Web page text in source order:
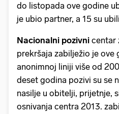
do listopada ove godine
je ubio partner, a 15 su
Nacionalni pozivni centar
prekršaja zabilježio je ove
anonimnoj liniji više od
deset godina pozivi su se
nasilje u obitelji, prijetnje,
osnivanja centra 2013.